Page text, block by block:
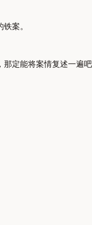
案。
那定能将案情复述一遍